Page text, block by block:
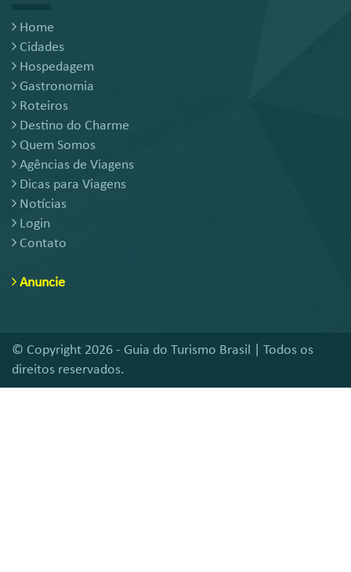
Home
Cidades
Hospedagem
Gastronomia
Roteiros
Destino do Charme
Quem Somos
Agências de Viagens
Dicas para Viagens
Notícias
Login
Contato
Anuncie
© Copyright 2026 - Guia do Turismo Brasil | Todos os
direitos reservados.